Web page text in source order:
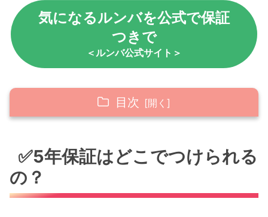
気になるルンバを公式で保証
つきで
＜ルンバ公式サイト＞
目次
【公式サイトで5年保証をつける流れ】
✅5年保証の金額は？
✅5年保証はどこでつけられる
の？